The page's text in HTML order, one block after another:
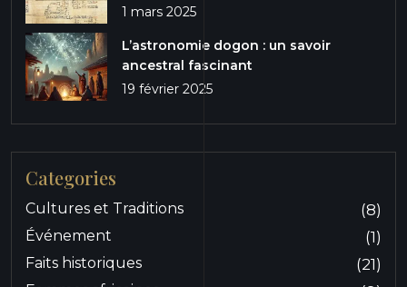
1 mars 2025
L’astronomie dogon : un savoir
ancestral fascinant
19 février 2025
Categories
Cultures et Traditions (8)
Événement (1)
Faits historiques (21)